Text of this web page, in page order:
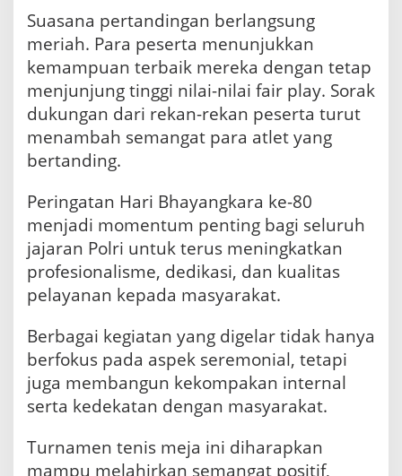
Suasana pertandingan berlangsung
meriah. Para peserta menunjukkan
kemampuan terbaik mereka dengan tetap
menjunjung tinggi nilai-nilai fair play. Sorak
dukungan dari rekan-rekan peserta turut
menambah semangat para atlet yang
bertanding.
Peringatan Hari Bhayangkara ke-80
menjadi momentum penting bagi seluruh
jajaran Polri untuk terus meningkatkan
profesionalisme, dedikasi, dan kualitas
pelayanan kepada masyarakat.
Berbagai kegiatan yang digelar tidak hanya
berfokus pada aspek seremonial, tetapi
juga membangun kekompakan internal
serta kedekatan dengan masyarakat.
Turnamen tenis meja ini diharapkan
mampu melahirkan semangat positif,